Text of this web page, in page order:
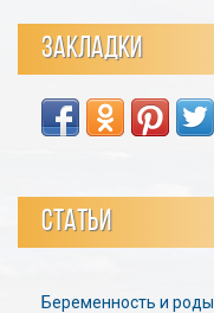
ЗАКЛАДКИ
СТАТЬИ
Беременность и роды